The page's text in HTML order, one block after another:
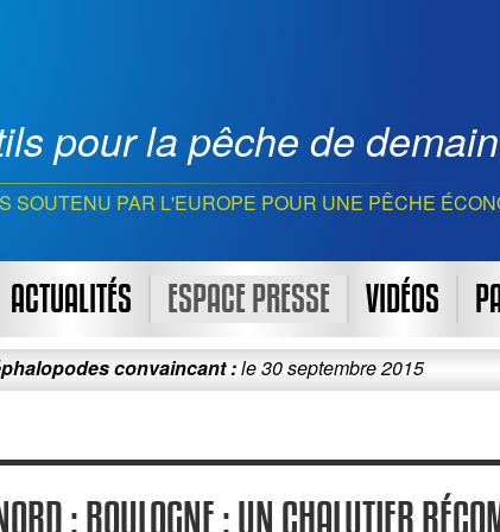
pour la pêche de
SOUTENU PAR L'EUROPE POUR UNE PÊCHE
ACTUALITÉS ESPACE PRESSE VIDÉOS
convaincant :le 30 septembre 2015
: BOULOGNE : UN CHALUTIER